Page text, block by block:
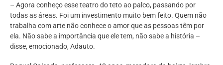
– Agora conheço esse teatro do teto ao palco, passando por
todas as áreas. Foi um investimento muito bem feito. Quem não
trabalha com arte não conhece o amor que as pessoas têm por
ela. Não sabe a importância que ele tem, não sabe a história –
disse, emocionado, Adauto.